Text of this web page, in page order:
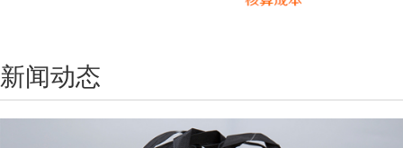
新闻动态